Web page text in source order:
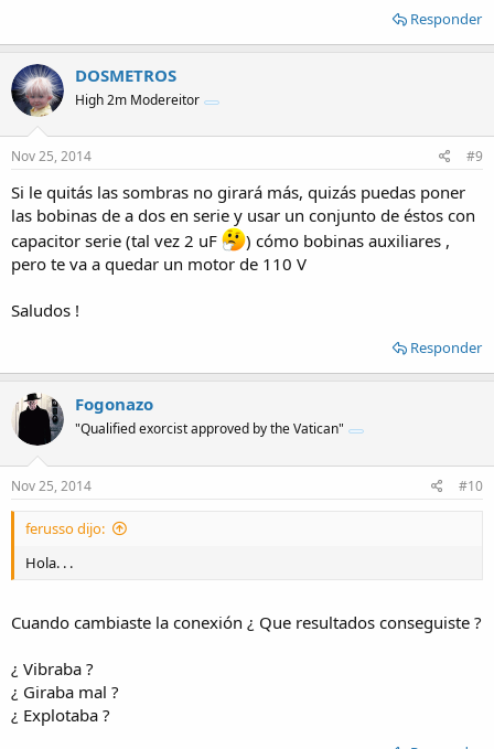
Responder
DOSMETROS
High 2m Modereitor
Nov 25, 2014 #9
Si le quitás las sombras no girará más, quizás puedas poner
las bobinas de a dos en serie y usar un conjunto de éstos con
capacitor serie (tal vez 2 uF
) cómo bobinas auxiliares ,
pero te va a quedar un motor de 110 V
Saludos !
Responder
Fogonazo
"Qualified exorcist approved by the Vatican"
Nov 25, 2014 #10
ferusso dijo:
Hola. . .
Cuando cambiaste la conexión ¿ Que resultados conseguiste ?
¿ Vibraba ?
¿ Giraba mal ?
¿ Explotaba ?